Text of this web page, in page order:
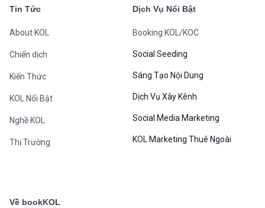
Tin Tức
About KOL
Chiến dịch
Kiến Thức
KOL Nổi Bật
Nghề KOL
Thị Trường
Dịch Vụ Nổi Bật
Booking KOL/KOC
Social Seeding
Sáng Tạo Nội Dung
Dịch Vụ Xây Kênh
Social Media Marketing
KOL Marketing Thuê Ngoài
Về bookKOL